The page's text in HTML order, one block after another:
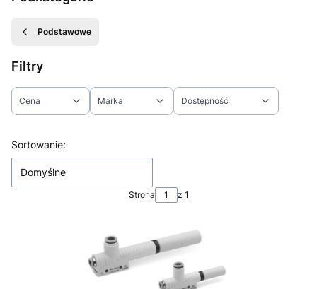
Podstawowe
Filtry
Cena Marka Dostępność
Lista produktów
Sortowanie:
Domyślne
Strona z 1